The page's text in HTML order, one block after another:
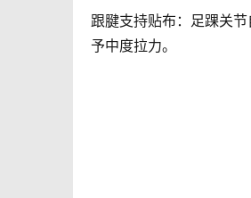
跟腱支持贴布：足踝关
予中度拉力。